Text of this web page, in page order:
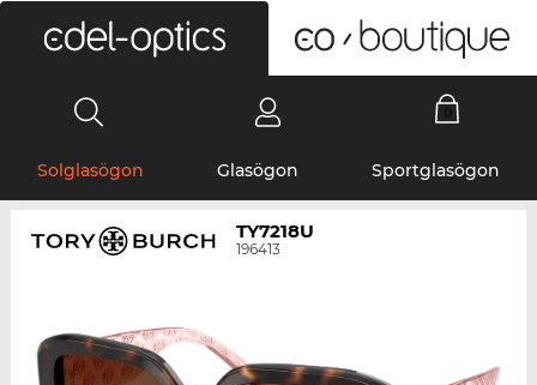
Solglasögon Glasögon Sportglasögon
TY7218U
196413